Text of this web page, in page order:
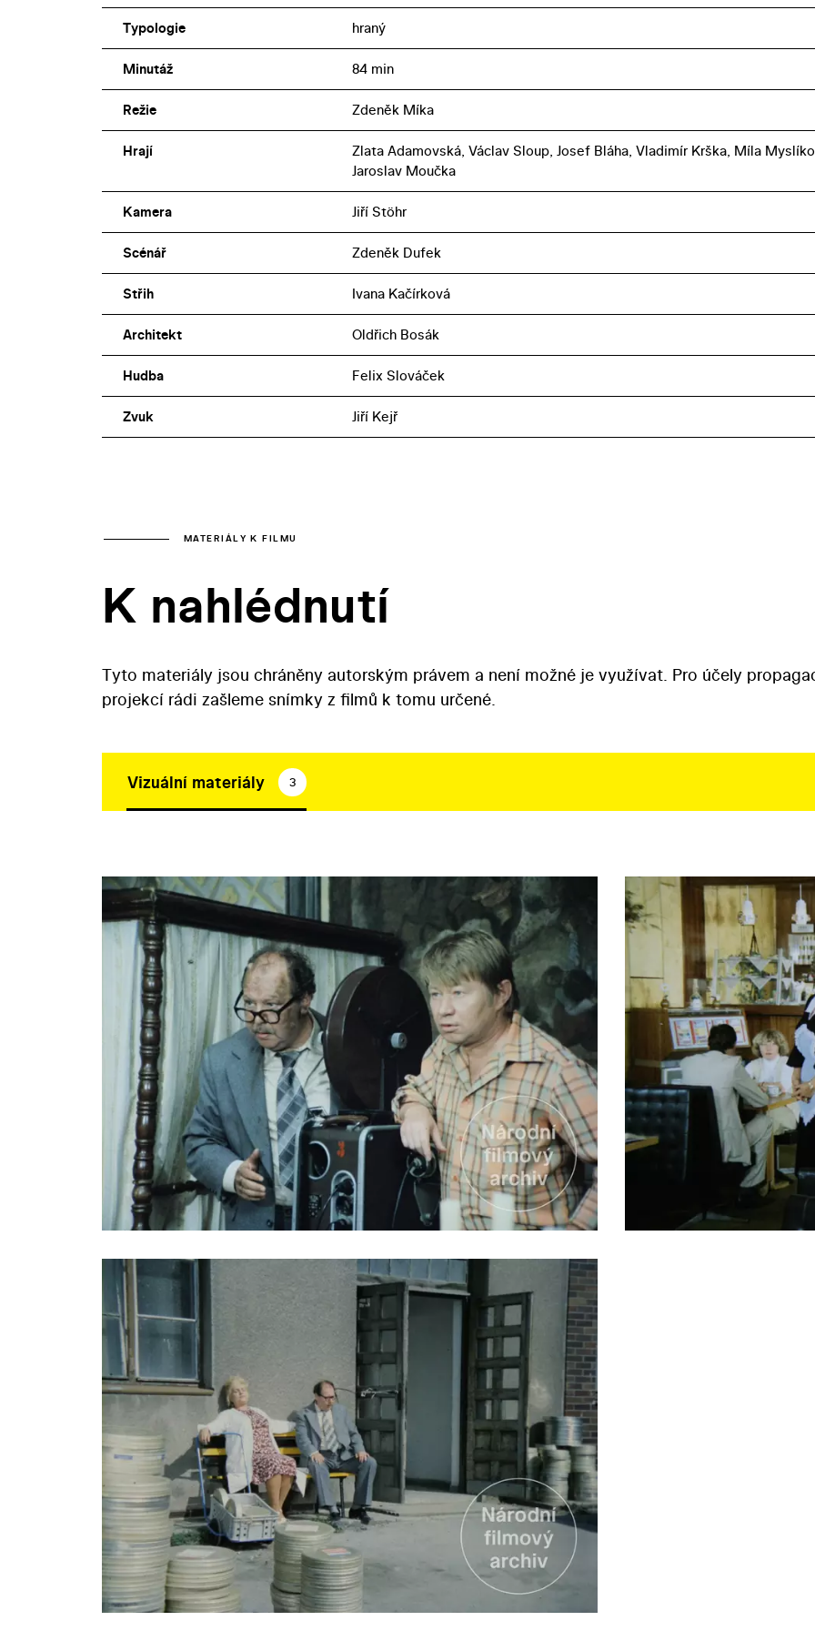
Typologie hraný
Minutáž 84 min
Režie Zdeněk Míka
Hrají
Zlata Adamovská, Václav Sloup, Josef Bláha, Vladimír Krška, Míla
Jaroslav Moučka
Kamera Jiří Stöhr
Scénář Zdeněk Dufek
Střih Ivana Kačírková
Architekt Oldřich Bosák
Hudba Felix Slováček
Zvuk Jiří Kejř
MATERIÁLY K FILMU
K nahlédnutí
Tyto materiály jsou chráněny autorským právem a není možné je využívat. Pro účely
projekcí rádi zašleme snímky z filmů k tomu určené.
Vizuální materiály 3